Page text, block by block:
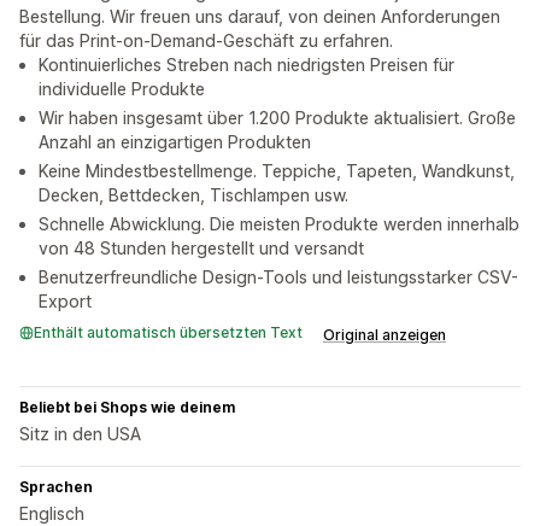
Bestellung. Wir freuen uns darauf, von deinen Anforderungen
für das Print-on-Demand-Geschäft zu erfahren.
Kontinuierliches Streben nach niedrigsten Preisen für
individuelle Produkte
Wir haben insgesamt über 1.200 Produkte aktualisiert. Große
Anzahl an einzigartigen Produkten
Keine Mindestbestellmenge. Teppiche, Tapeten, Wandkunst,
Decken, Bettdecken, Tischlampen usw.
Schnelle Abwicklung. Die meisten Produkte werden innerhalb
von 48 Stunden hergestellt und versandt
Benutzerfreundliche Design-Tools und leistungsstarker CSV-
Export
Enthält automatisch übersetzten Text Original anzeigen
Beliebt bei Shops wie deinem
Sitz in den USA
Sprachen
Englisch